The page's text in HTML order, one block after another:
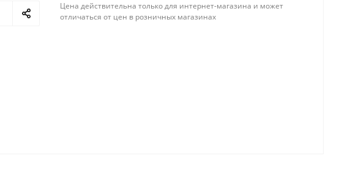
Цена действительна только для интернет-магазина и может
отличаться от цен в розничных магазинах